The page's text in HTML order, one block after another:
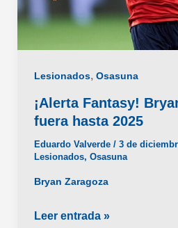
Lesionados, Osasuna
¡Alerta Fantasy!
fuera hasta 2025
Eduardo Valverde / 3 de
Lesionados, Osasuna
Bryan Zaragoza
¡Alerta
Leer entrada »